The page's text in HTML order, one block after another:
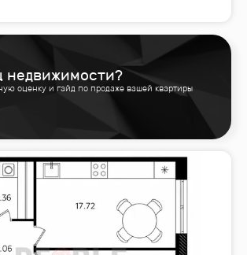
недвижимости?
оценку и гайд по продаже вашей квартиры